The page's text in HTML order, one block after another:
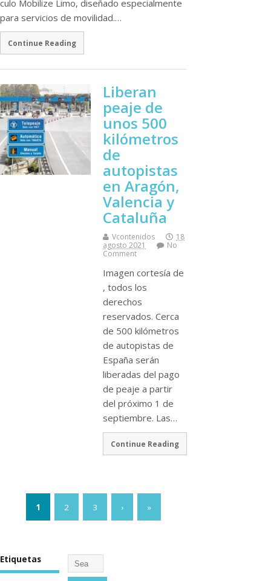
culo Mobilize Limo, diseñado especialmente
para servicios de movilidad.…
Continue Reading
Liberan
peaje de
unos 500
kilómetros
de
autopistas
en Aragón,
Valencia y
Cataluña
Vcontenidos
18
agosto 2021
No
Comment
Imagen cortesí­a de
, todos los
derechos
reservados. Cerca
de 500 kilómetros
de autopistas de
España serán
liberadas del pago
de peaje a partir
del próximo 1 de
septiembre. Las…
Continue Reading
1 2 3 › »
Etiquetas